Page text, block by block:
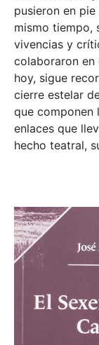
pusieron en
mismo tiempo,
vivencias y
colaboraron en
hoy, sigue
cierre estelar
que componen
enlaces que
hecho teatral,